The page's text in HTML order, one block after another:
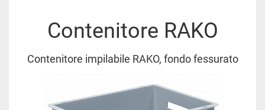
Contenitore RAKO
Contenitore impilabile RAKO, fondo fessurato